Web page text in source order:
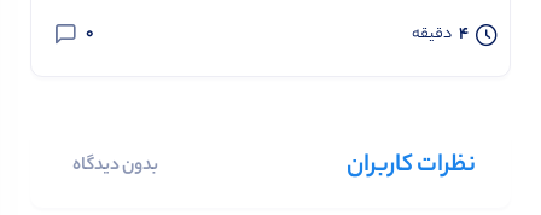
4 دقیقه 0
نظرات کاربران بدون دیدگاه